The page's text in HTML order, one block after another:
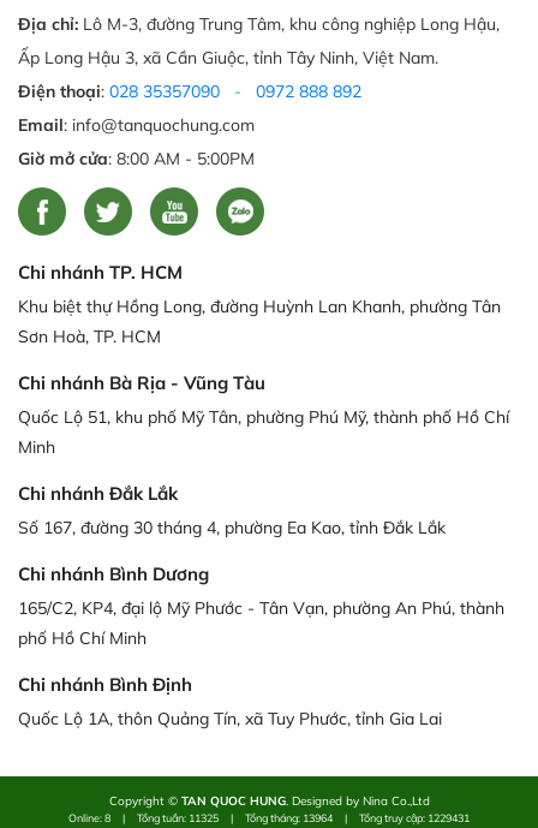
Địa chỉ: Lô M-3, đường Trung Tâm, khu công nghiệp Long Hậu,
Ấp Long Hậu 3, xã Cần Giuộc, tỉnh Tây Ninh, Việt Nam.
Điện thoại: 028 35357090 -
0972 888 892
Email: info@tanquochung.com
Giờ mở cửa: 8:00 AM - 5:00PM
Chi nhánh TP. HCM
Khu biệt thự Hồng Long, đường Huỳnh Lan Khanh, phường Tân
Sơn Hoà, TP. HCM
Chi nhánh Bà Rịa - Vũng Tàu
Quốc Lộ 51, khu phố Mỹ Tân, phường Phú Mỹ, thành phố Hồ Chí
Minh
Chi nhánh Đắk Lắk
Số 167, đường 30 tháng 4, phường Ea Kao, tỉnh Đắk Lắk
Chi nhánh Bình Dương
165/C2, KP4, đại lộ Mỹ Phước - Tân Vạn, phường An Phú, thành
phố Hồ Chí Minh
Chi nhánh Bình Định
Quốc Lộ 1A, thôn Quảng Tín, xã Tuy Phước, tỉnh Gia Lai
Copyright © TAN QUOC HUNG. Designed by Nina Co.,Ltd
Online: 8 | Tổng tuần: 11325 | Tổng tháng: 13964 | Tổng truy cập: 1229431